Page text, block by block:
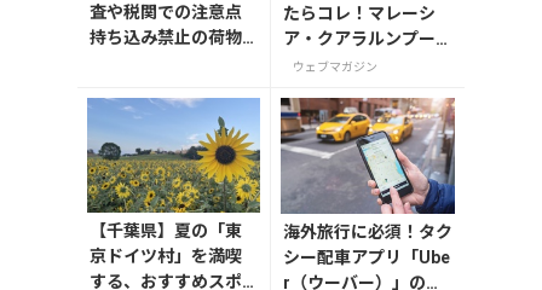
査や税関での注意点
持ち込み禁止の荷物
たらコレ！マレーシ
ア・クアラルンプール
で絶対買いたいお土産
ウェブマガジン
【千葉県】夏の「東
京ドイツ村」を満喫
する、おすすめスポ
海外旅行に必須！タク
シー配車アプリ「Ube
r（ウーバー）」の登